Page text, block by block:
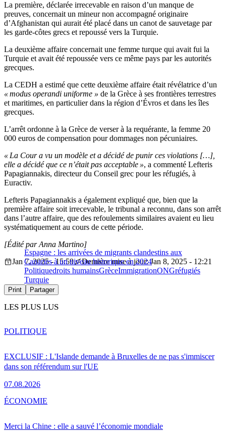
La première, déclarée irrecevable en raison d’un manque de
preuves, concernait un mineur non accompagné originaire
d’Afghanistan qui aurait été placé dans un canot de sauvetage par
les garde-côtes grecs et repoussé vers la Turquie.
La deuxième affaire concernait une femme turque qui avait fui la
Turquie et avait été repoussée vers ce même pays par les autorités
grecques.
La CEDH a estimé que cette deuxième affaire était révélatrice d’un
« modus operandi uniforme » de la Grèce à ses frontières terrestres
et maritimes, en particulier dans la région d’Évros et dans les îles
grecques.
L’arrêt ordonne à la Grèce de verser à la requérante, la femme 20
000 euros de compensation pour dommages non pécuniaires.
« La Cour a vu un modèle et a décidé de punir ces violations […],
elle a décidé que ce n’était pas acceptable », a commenté Lefteris
Papagiannakis, directeur du Conseil grec pour les réfugiés, à
Euractiv.
Lefteris Papagiannakis a également expliqué que, bien que la
première affaire soit irrecevable, le tribunal a reconnu, dans son arrêt
dans l’autre affaire, que des refoulements similaires avaient eu lieu
systématiquement au cours de cette période.
Espagne : les arrivées de migrants clandestins aux
Canaries à un niveau historique en 2024
[Édité par Anna Martino]
Jan 7, 2025 - 15:59
Dernière mise à jour: Jan 8, 2025 - 12:21
Politiquedroits humainsGrèceImmigrationONGréfugiés
Turquie
Print Partager
LES PLUS LUS
EXCLUSIF : L'Islande demande à Bruxelles de ne pas s'immiscer
dans son référendum sur l'UE
07.08.2026
POLITIQUE
Merci la Chine : elle a sauvé l’économie mondiale
ÉCONOMIE